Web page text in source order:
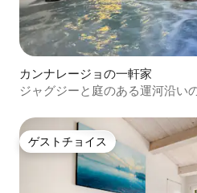
カンナレージョの一軒家
ジャグジーと庭のある運河沿い
ゲストチョイス
ゲストチョイス